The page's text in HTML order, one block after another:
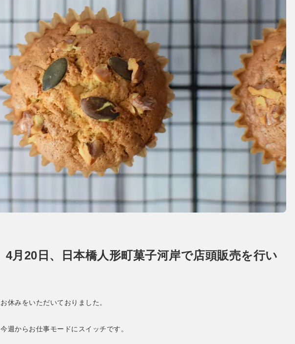
4月20日、日本橋人形町菓子河岸で店頭販売を行い
休みをいただいておりました。
週からお仕事モードにスイッチです。